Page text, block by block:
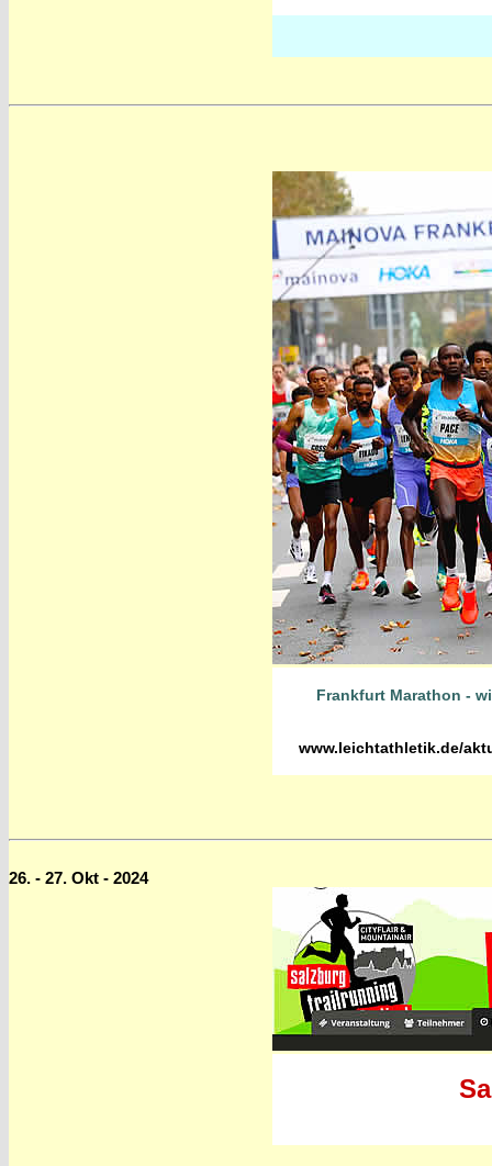
Frankfurt Marathon -
www.leichtathletik.de/
26. - 27. Okt - 2024